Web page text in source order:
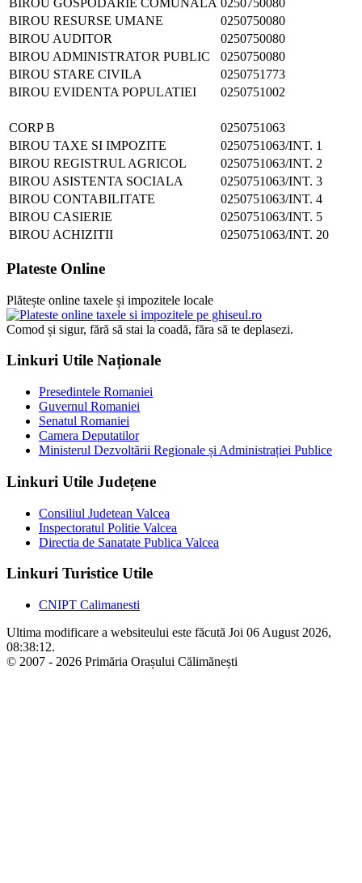
BIROU GOSPODARIE COMUNALA 0250750080
BIROU RESURSE UMANE
0250750080
BIROU AUDITOR
0250750080
BIROU ADMINISTRATOR PUBLIC
0250750080
BIROU STARE CIVILA
0250751773
BIROU EVIDENTA POPULATIEI
0250751002
CORP B
0250751063
BIROU TAXE SI IMPOZITE
0250751063/INT. 1
BIROU REGISTRUL AGRICOL
0250751063/INT. 2
BIROU ASISTENTA SOCIALA
0250751063/INT. 3
BIROU CONTABILITATE
0250751063/INT. 4
BIROU CASIERIE
0250751063/INT. 5
BIROU ACHIZITII
0250751063/INT. 20
Plateste Online
Plătește online taxele și impozitele locale
Comod și sigur, fără să stai la coadă, făra să te deplasezi.
Linkuri Utile Naționale
Presedintele Romaniei
Guvernul Romaniei
Senatul Romaniei
Camera Deputatilor
Ministerul Dezvoltării Regionale și Administrației Publice
Linkuri Utile Județene
Consiliul Judetean Valcea
Inspectoratul Politie Valcea
Directia de Sanatate Publica Valcea
Linkuri Turistice Utile
CNIPT Calimanesti
Ultima modificare a websiteului este făcută Joi 06 August 2026,
08:38:12.
© 2007 - 2026 Primăria Orașului Călimănești